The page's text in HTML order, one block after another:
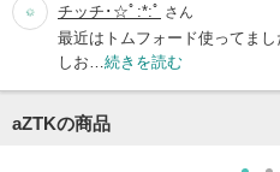
チッチ･☆ﾟ:*:ﾟ さん
最近はトムフォード使ってま
しお… 続きを読む
aZTKの商品